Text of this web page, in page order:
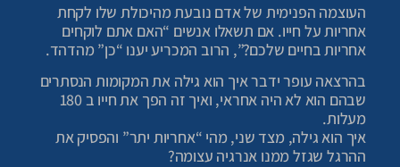
העוצמה הפנימית של אדם נובעת מהיכולת שלו לקחת
אחריות על חייו. אם תשאלו אנשים “האם אתם לוקחים
אחריות בחיים שלכם?”, הרוב המכריע יענו “כן” מהדהד.
בהרצאה עופר ידבר איך הוא גילה את המקומות הנסתרים
שבהם הוא לא היה אחראי, ואיך זה הפך את חייו ב 180
מעלות.
איך הוא גילה, מצד שני, מהי “אחריות יתר” והפסיק את
ההרגל שגזל ממנו אנרגיה עצומה?